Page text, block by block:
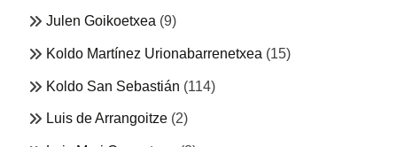
Julen Goikoetxea (9)
Koldo Martínez Urionabarrenetxea (15)
Koldo San Sebastián (114)
Luis de Arrangoitze (2)